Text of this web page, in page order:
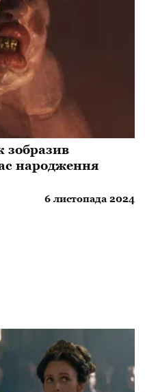
зобразив
народження
6 листопада 2024